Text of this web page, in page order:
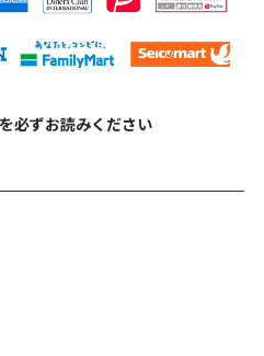
必ずお読みください